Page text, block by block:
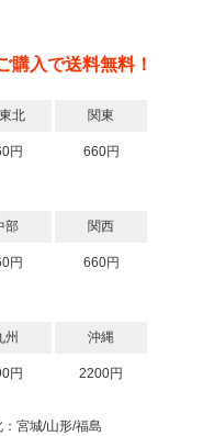
購入で送料無料！
北 関東
円 660円
部 関西
円 660円
州 沖縄
円 2200円
宮城/山形/福島